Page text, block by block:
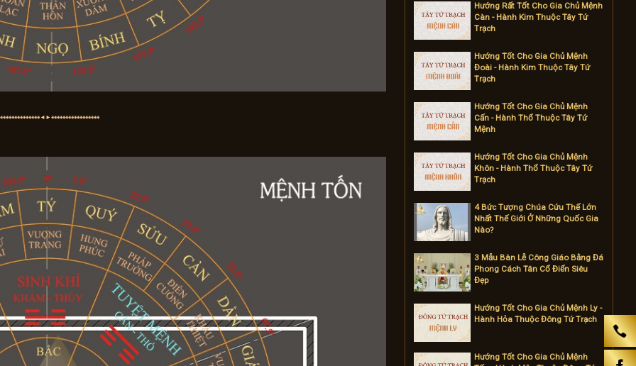
◄► ⁕⁕⁕⁕⁕⁕⁕⁕⁕⁕⁕⁕⁕⁕⁕⁕⁕
Hướng Rất Tốt Cho Gia Chủ Mệnh
Càn - Hành Kim Thuộc Tây Tứ
Trạch
Hướng Tốt Cho Gia Chủ Mệnh
Đoài - Hành Kim Thuộc Tây Tứ
Trạch
Hướng Tốt Cho Gia Chủ Mệnh
Cấn - Hành Thổ Thuộc Tây Tứ
Mệnh
Hướng Tốt Cho Gia Chủ Mệnh
Khôn - Hành Thổ Thuộc Tây Tứ
Trạch
4 Bức Tượng Chúa Cứu Thế Lớn
Nhất Thế Giới Ở Những Quốc Gia
Nào?
3 Mẫu Bàn Lễ Công Giáo Bằng Đá
Phong Cách Tân Cổ Điển Siêu
Đẹp
Hướng Tốt Cho Gia Chủ Mệnh Ly -
Hành Hỏa Thuộc Đông Tứ Trạch
Hướng Tốt Cho Gia Chủ Mệnh